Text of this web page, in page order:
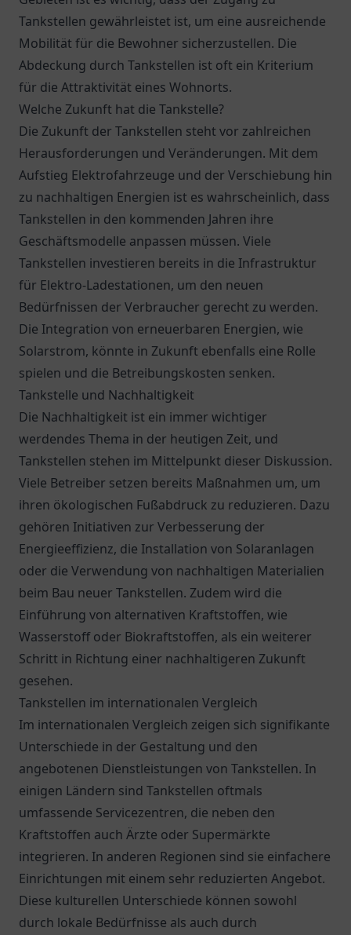
Tankstellen gewährleistet ist, um eine ausreichende
Mobilität für die Bewohner sicherzustellen. Die
Abdeckung durch Tankstellen ist oft ein Kriterium
für die Attraktivität eines Wohnorts.
Welche Zukunft hat die Tankstelle?
Die Zukunft der Tankstellen steht vor zahlreichen
Herausforderungen und Veränderungen. Mit dem
Aufstieg Elektrofahrzeuge und der Verschiebung hin
zu nachhaltigen Energien ist es wahrscheinlich, dass
Tankstellen in den kommenden Jahren ihre
Geschäftsmodelle anpassen müssen. Viele
Tankstellen investieren bereits in die Infrastruktur
für Elektro-Ladestationen, um den neuen
Bedürfnissen der Verbraucher gerecht zu werden.
Die Integration von erneuerbaren Energien, wie
Solarstrom, könnte in Zukunft ebenfalls eine Rolle
spielen und die Betreibungskosten senken.
Tankstelle und Nachhaltigkeit
Die Nachhaltigkeit ist ein immer wichtiger
werdendes Thema in der heutigen Zeit, und
Tankstellen stehen im Mittelpunkt dieser Diskussion.
Viele Betreiber setzen bereits Maßnahmen um, um
ihren ökologischen Fußabdruck zu reduzieren. Dazu
gehören Initiativen zur Verbesserung der
Energieeffizienz, die Installation von Solaranlagen
oder die Verwendung von nachhaltigen Materialien
beim Bau neuer Tankstellen. Zudem wird die
Einführung von alternativen Kraftstoffen, wie
Wasserstoff oder Biokraftstoffen, als ein weiterer
Schritt in Richtung einer nachhaltigeren Zukunft
gesehen.
Tankstellen im internationalen Vergleich
Im internationalen Vergleich zeigen sich signifikante
Unterschiede in der Gestaltung und den
angebotenen Dienstleistungen von Tankstellen. In
einigen Ländern sind Tankstellen oftmals
umfassende Servicezentren, die neben den
Kraftstoffen auch Ärzte oder Supermärkte
integrieren. In anderen Regionen sind sie einfachere
Einrichtungen mit einem sehr reduzierten Angebot.
Diese kulturellen Unterschiede können sowohl
durch lokale Bedürfnisse als auch durch